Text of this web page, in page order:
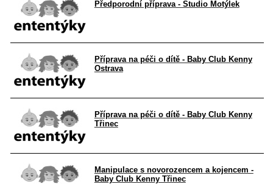
Předporodní příprava - Studio Motýlek
Příprava na péči o dítě - Baby Club Kenny
Ostrava
Příprava na péči o dítě - Baby Club Kenny
Třinec
Manipulace s novorozencem a kojencem -
Baby Club Kenny Třinec